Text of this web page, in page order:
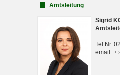
Amtsleitung
Sigrid
Tel.Nr.
email: